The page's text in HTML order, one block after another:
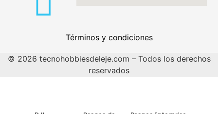
Términos y condiciones
© 2026 tecnohobbiesdeleje.com – Todos los derechos
reservados